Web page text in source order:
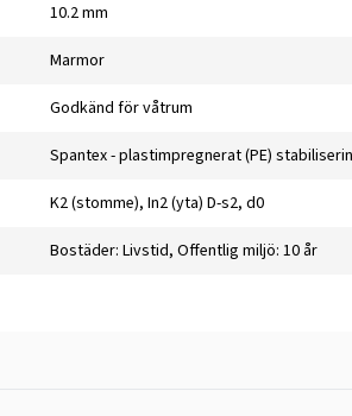
10.2 mm
Marmor
Godkänd för våtrum
Spantex - plastimpregnerat (PE)
K2 (stomme), In2 (yta) D-s2, d0
Bostäder: Livstid, Offentlig miljö: 10 år